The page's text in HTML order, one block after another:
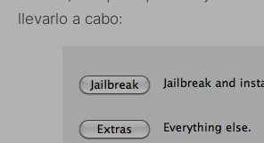
llevarlo a cabo: